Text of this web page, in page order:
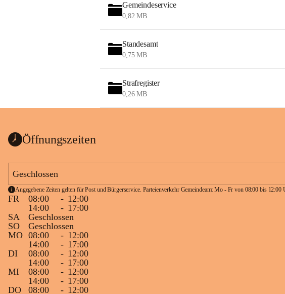
Gemeindeservice
0,82 MB
Standesamt
0,75 MB
Strafregister
0,26 MB
Öffnungszeiten
Geschlossen
Angegebene Zeiten gelten für Post und Bürgerservice. Parteienverkehr Gemeindeamt Mo - Fr von 08:00 bis 12:00
FR 08:00 - 12:00
14:00
- 17:00
SA
Geschlossen
SO
Geschlossen
MO 08:00 - 12:00
14:00
- 17:00
DI
08:00 - 12:00
14:00
- 17:00
MI
08:00 - 12:00
14:00
- 17:00
DO
08:00 - 12:00